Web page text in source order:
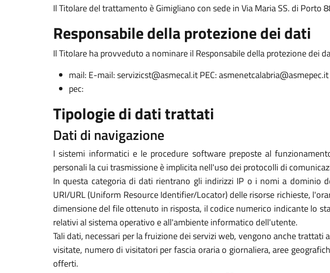
Il Titolare del trattamento è Gimigliano con sede in Via Maria SS. di Porto
Responsabile della protezione dei dati
Il Titolare ha provveduto a nominare il Responsabile della protezione dei
mail: E-mail: servizicst@asmecal.it PEC: asmenetcalabria@asmepec.it
pec:
Tipologie di dati trattati
Dati di navigazione
I sistemi informatici e le procedure software preposte al
personali la cui trasmissione è implicita nell'uso dei protocolli di
In questa categoria di dati rientrano gli indirizzi IP o i nomi a dominio
URI/URL (Uniform Resource Identifier/Locator) delle risorse richieste,
dimensione del file ottenuto in risposta, il codice numerico indicante lo
relativi al sistema operativo e all'ambiente informatico dell'utente.
Tali dati, necessari per la fruizione dei servizi web, vengono anche
visitate, numero di visitatori per fascia oraria o giornaliera, aree
offerti.